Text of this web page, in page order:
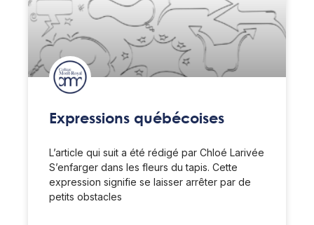
Expressions québécoises
L’article qui suit a été rédigé par Chloé Larivée
S’enfarger dans les fleurs du tapis. Cette
expression signifie se laisser arrêter par de
petits obstacles